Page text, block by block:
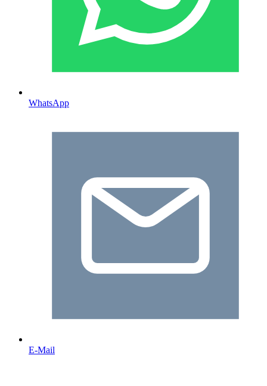
WhatsApp
E-Mail